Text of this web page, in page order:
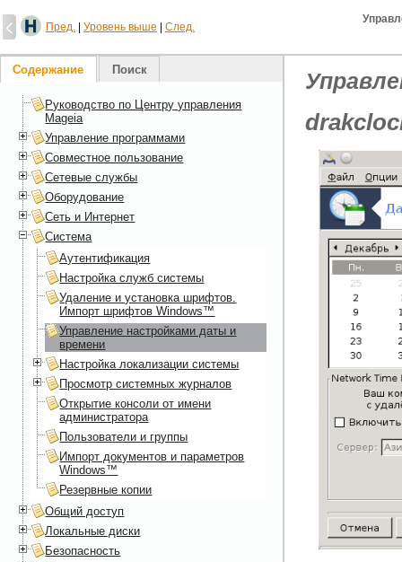
Пред. Уровень выше След.
Содержание Поиск
Руководство по Центру управления
Mageia
Управление программами
Совместное пользование
Сетевые службы
Оборудование
Сеть и Интернет
Система
Аутентификация
Настройка служб системы
Удаление и установка шрифтов.
Импорт шрифтов Windows™
Управление настройками даты и
времени
Настройка локализации системы
Просмотр системных журналов
Открытие консоли от имени
администратора
Пользователи и группы
Импорт документов и параметров
Windows™
Резервные копии
Общий доступ
Локальные диски
Безопасность